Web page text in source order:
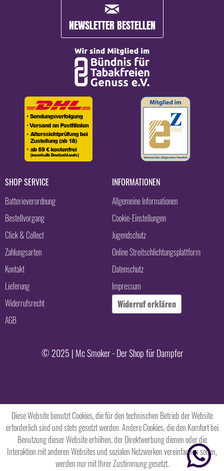
NEWSLETTER BESTELLEN
SHOP SERVICE
Batterieverordnung
Bestellvorgang
Click & Collect
Zahlungsarten
Kontakt
Lieferung
Widerrufsrecht
AGB
INFORMATIONEN
Allgemeine Informationen
Cookie-Einstellungen
Jugendschutz
Online Streitschlichtungsplattform
Datenschutz
Impressum
Widerruf erklären
© 2025 | Mc Smoker - Der Shop für Dampfer
Diese Website benutzt Cookies, die für den technischen Betrieb der Website
erforderlich sind und stets gesetzt werden. Andere Cookies, die den Komfort bei
Benutzung dieser Website erhöhen, der Direktwerbung dienen oder die
Interaktion mit anderen Websites und sozialen Netzwerken vereinfachen sollen,
werden nur mit Ihrer Zustimmung gesetzt.